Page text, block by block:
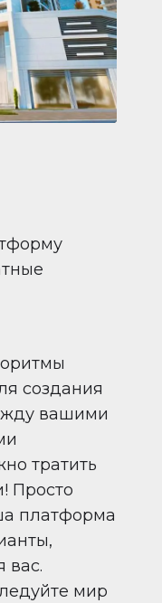
Dubai
создания
вашими
тратить
Просто
платформа
вас.
мир